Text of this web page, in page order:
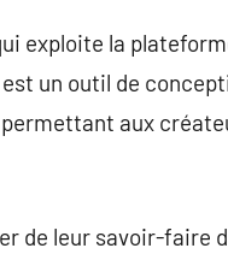
exploite la
un outil de
aux
de leur savoir-faire